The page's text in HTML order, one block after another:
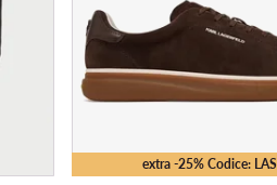
extra -25% Codice: